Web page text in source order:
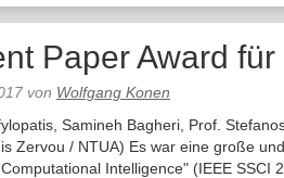
Paper Award
von Wolfgang Konen
Samineh Bagheri, Prof.
Zervou / NTUA) Es war eine große
Intelligence" (IEEE